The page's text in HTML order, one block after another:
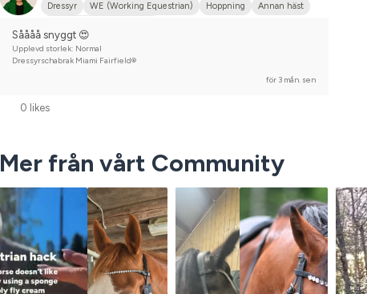
Dressyr
WE (Working Equestrian) Hoppning
Annan häst
Såååå snyggt 😍
Upplevd storlek: Normal
Dressyrschabrak Miami Fairfield®
för 3 mån. sen
0 likes
Mer från vårt Community